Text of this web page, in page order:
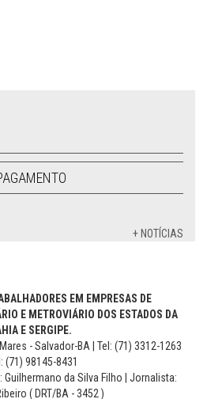
+ NOTÍCIAS
EM EMPRESAS DE
E METROVIÁRIO DOS ESTADOS DA
E SERGIPE.
- Salvador-BA | Tel: (71) 3312-1263
(71) 98145-8431
da Silva Filho | Jornalista:
( DRT/BA - 3452 )